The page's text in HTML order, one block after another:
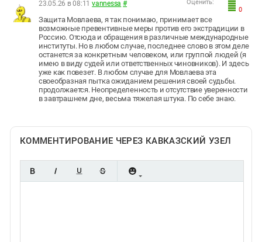
0
Оценить:
23.05.26 в 08:11 vannessa #
Защита Мовлаева, я так понимаю, принимает все
возможные превентивные меры против его экстрадиции в
Россию. Отсюда и обращения в различные международные
институты. Но в любом случае, последнее слово в этом деле
останется за конкретным человеком, или группой людей (я
имею в виду судей или ответственных чиновников). И здесь
уже как повезет. В любом случае для Мовлаева эта
своеобразная пытка ожиданием решения своей судьбы.
продолжается. Неопределенность и отсутствие уверенности
в завтрашнем дне, весьма тяжелая штука. По себе знаю.
КОММЕНТИРОВАНИЕ ЧЕРЕЗ КАВКАЗСКИЙ УЗЕЛ